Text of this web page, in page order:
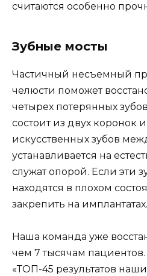
считаются особенно
Зубные мосты
Частичный несъемный
челюсти поможет
четырех потерянных
состоит из двух коронок
искусственных зубов
устанавливается на
служат опорой. Если эти
находятся в плохом
закрепить на имплантатах.
Наша команда уже
чем 7 тысячам пациентов.
«ТОП-45 результатов